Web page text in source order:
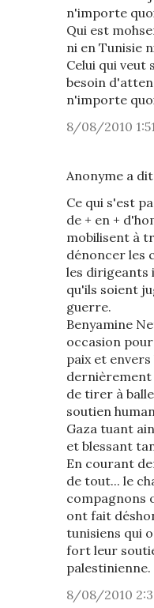
n'importe
Qui est
ni en Tunisie
Celui qui veut
besoin
n'importe
8/08/2010
Anonyme a
Ce qui s'est
de + en +
mobilisent à
dénoncer les
les dirigeants
qu'ils soient
guerre.
Benyamine
occasion
paix et
de tirer à
soutien
Gaza tuant
et blessant
En courant
de tout... le
compagnons
ont fait
tunisiens qui
fort leur
palestinienne.
8/08/2010